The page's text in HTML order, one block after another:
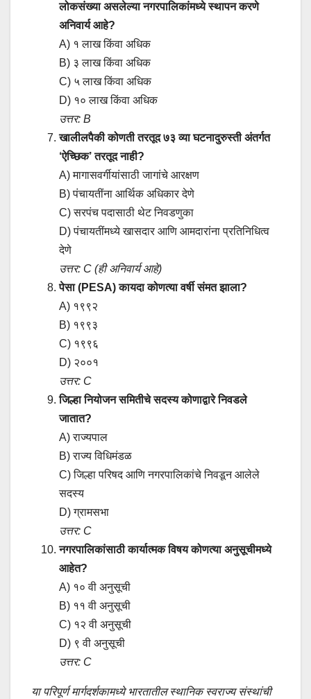
लोकसंख्या असलेल्या नगरपालिकांमध्ये स्थापन करणे
अनिवार्य आहे?
A) १ लाख किंवा अधिक
B) ३ लाख किंवा अधिक
C) ५ लाख किंवा अधिक
D) १० लाख किंवा अधिक
उत्तर: B
खालीलपैकी कोणती तरतूद ७३ व्या घटनादुरुस्ती अंतर्गत
‘ऐच्छिक’ तरतूद नाही?
A) मागासवर्गीयांसाठी जागांचे आरक्षण
B) पंचायतींना आर्थिक अधिकार देणे
C) सरपंच पदासाठी थेट निवडणुका
D) पंचायतींमध्ये खासदार आणि आमदारांना प्रतिनिधित्व
देणे
उत्तर: C (ही अनिवार्य आहे)
पेसा (PESA) कायदा कोणत्या वर्षी संमत झाला?
A) १९९२
B) १९९३
C) १९९६
D) २००१
उत्तर: C
जिल्हा नियोजन समितीचे सदस्य कोणाद्वारे निवडले
जातात?
A) राज्यपाल
B) राज्य विधिमंडळ
C) जिल्हा परिषद आणि नगरपालिकांचे निवडून आलेले
सदस्य
D) ग्रामसभा
उत्तर: C
नगरपालिकांसाठी कार्यात्मक विषय कोणत्या अनुसूचीमध्ये
आहेत?
A) १० वी अनुसूची
B) ११ वी अनुसूची
C) १२ वी अनुसूची
D) ९ वी अनुसूची
उत्तर: C
या परिपूर्ण मार्गदर्शकामध्ये भारतातील स्थानिक स्वराज्य संस्थांची